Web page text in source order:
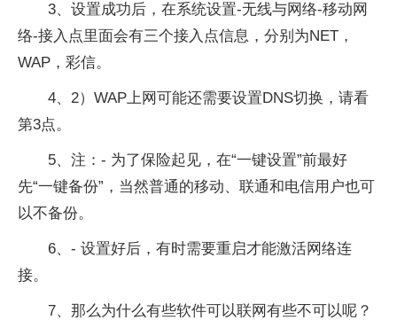
3、设置成功后，在系统设置-无线与网络-移动网
络-接入点里面会有三个接入点信息，分别为NET，
WAP，彩信。
4、2）WAP上网可能还需要设置DNS切换，请看
第3点。
5、注：- 为了保险起见，在“一键设置”前最好
先“一键备份”，当然普通的移动、联通和电信用户也可
以不备份。
6、- 设置好后，有时需要重启才能激活网络连
接。
7、那么为什么有些软件可以联网有些不可以呢？